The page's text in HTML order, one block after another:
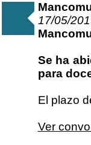
17/05/
Se ha
para
El plazo
Ver